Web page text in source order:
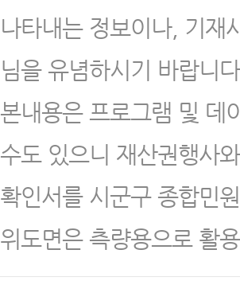
나타내는 정보이나, 기재
님을 유념하시기 바랍니
본내용은 프로그램 및 데
수도 있으니 재산권행사
확인서를 시군구 종합민
위도면은 측량용으로 활